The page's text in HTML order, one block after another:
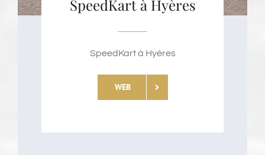
SpeedKart à Hyères
SpeedKart à Hyères
WEB